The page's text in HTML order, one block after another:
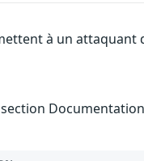
à un